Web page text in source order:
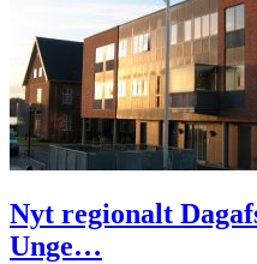
Nyt regionalt
Unge…